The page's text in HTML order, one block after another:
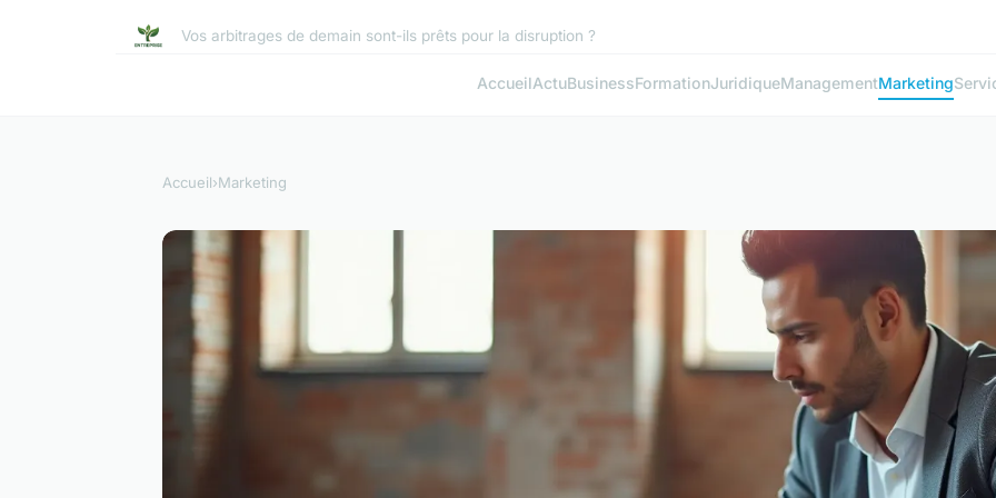
Vos arbitrages de demain sont-ils prêts pour la disruption ?
AccueilActuBusinessFormationJuridiqueManagementMarketing
Accueil›Marketing